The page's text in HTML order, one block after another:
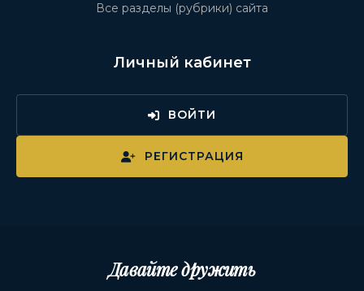
Все разделы (рубрики) сайта
Личный кабинет
ВОЙТИ
РЕГИСТРАЦИЯ
Давайте дружить